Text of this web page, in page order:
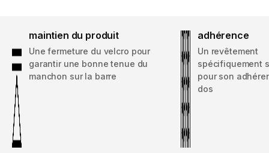
maintien du produit
Une fermeture du velcro pour
garantir une bonne tenue du
manchon sur la barre
adhérence
Un revêtement
spécifiquement
pour son
dos